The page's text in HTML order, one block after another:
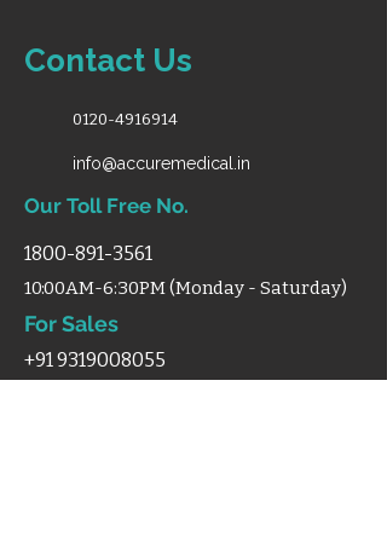
Contact Us
0120-4916914
info@accuremedical.in
Our Toll Free No.
1800-891-3561
10:00AM-6:30PM (Monday - Saturday)
For Sales
+91 9319008055